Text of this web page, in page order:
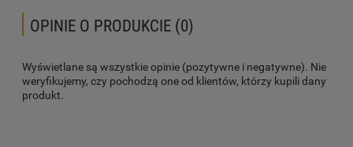
OPINIE O PRODUKCIE (0)
Wyświetlane są wszystkie opinie (pozytywne i negatywne). Nie
weryfikujemy, czy pochodzą one od klientów, którzy kupili dany
produkt.